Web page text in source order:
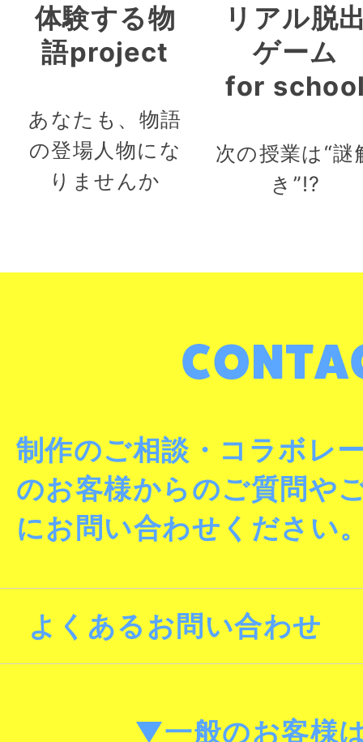
体験する物
語project
あなたも、物語
の登場人物にな
りませんか
リアル脱
ゲーム
for
次の授業は“謎
き”!?
制作のご相談・コラボレ
のお客様からのご質問や
にお問い合わせください
よくあるお問い合わせ
▼一般のお客様